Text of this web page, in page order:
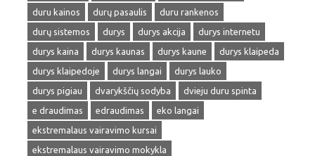
duru kainos
durų pasaulis
duru rankenos
durų sistemos
durys durys akcija
durys internetu
durys kaina
durys kaunas durys kaune
durys klaipeda
durys klaipedoje
durys langai
durys lauko
durys pigiau
dvarykščių sodyba
dvieju duru spinta
e draudimas
edraudimas
eko langai
ekstremalaus vairavimo kursai
ekstremalaus vairavimo mokykla